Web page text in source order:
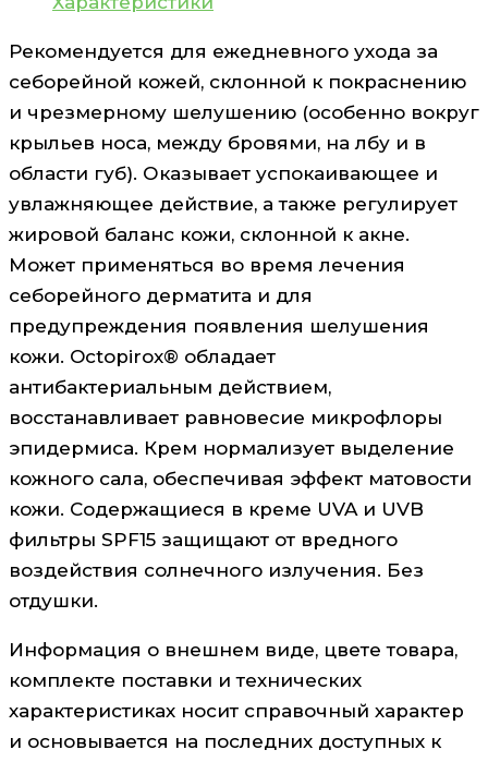
Рекомендуется для ежедневного ухода за
себорейной кожей, склонной к покраснению
и чрезмерному шелушению (особенно вокруг
крыльев носа, между бровями, на лбу и в
области губ). Оказывает успокаивающее и
увлажняющее действие, а также регулирует
жировой баланс кожи, склонной к акне.
Может применяться во время лечения
себорейного дерматита и для
предупреждения появления шелушения
кожи. Octopirox® обладает
антибактериальным действием,
восстанавливает равновесие микрофлоры
эпидермиса. Крем нормализует выделение
кожного сала, обеспечивая эффект матовости
кожи. Содержащиеся в креме UVA и UVB
фильтры SPF15 защищают от вредного
воздействия солнечного излучения. Без
отдушки.
Информация о внешнем виде, цвете товара,
комплекте поставки и технических
характеристиках носит справочный характер
и основывается на последних доступных к